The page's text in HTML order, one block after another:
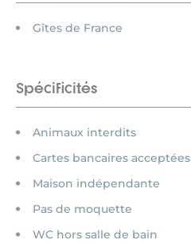
Gîtes de France
Spécificités
Animaux interdits
Cartes bancaires acceptées
Maison indépendante
Pas de moquette
WC hors salle de bain